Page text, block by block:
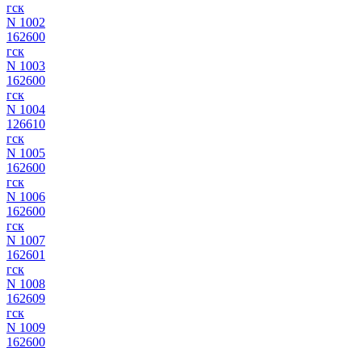
гск
N 1002
162600
гск
N 1003
162600
гск
N 1004
126610
гск
N 1005
162600
гск
N 1006
162600
гск
N 1007
162601
гск
N 1008
162609
гск
N 1009
162600